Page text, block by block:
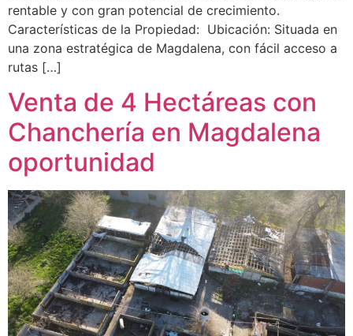
rentable y con gran potencial de crecimiento.
Características de la Propiedad: Ubicación: Situada en
una zona estratégica de Magdalena, con fácil acceso a
rutas […]
Venta de 4 Hectáreas con
Chanchería en Magdalena
oportunidad